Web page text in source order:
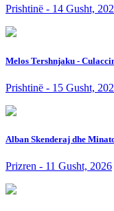
Prishtinë - 14 Gusht,
Melos Tershnjaku -
Prishtinë - 15 Gusht,
Alban Skenderaj dhe
Prizren - 11 Gusht, 2026